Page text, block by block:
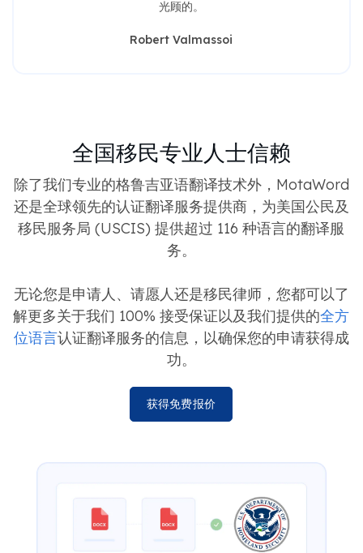
于提供帮助。 移民局办公室接受了经认证的译文。 我会再次
全国移民专业人士信赖
除了我们专业的格鲁吉亚语翻译技术外，MotaWord
还是全球领先的认证翻译服务提供商，为美国公民及
移民服务局 (USCIS) 提供超过 116 种语言的翻译服
无论您是申请人、请愿人还是移民律师，您都可以了
解更多关于我们 100% 接受保证以及我们提供的全方
认证翻译服务的信息，以确保您的申请获得成
获得免费报价